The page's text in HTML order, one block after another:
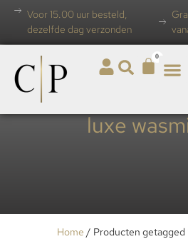
Voor 15.00 uur besteld,
dezelfde dag verzonden
0
luxe
Home / Producten getagged